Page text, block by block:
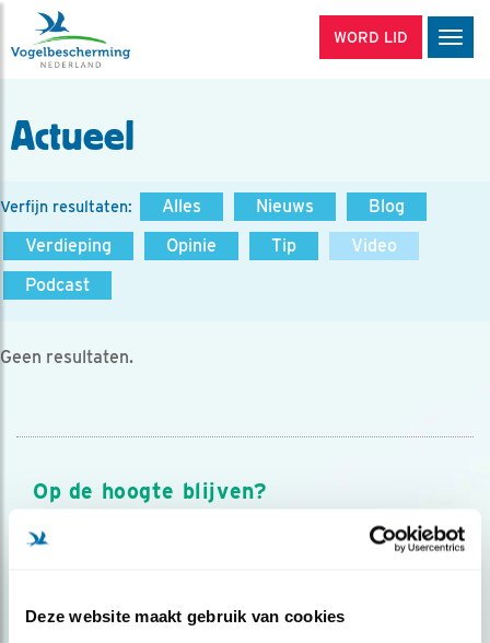
Deze website maakt gebruik van cookies
WORD LID
Actueel
Verfijn resultaten: Alles Nieuws
Blog
Verdieping
Opinie Tip
Video
Podcast
Geen resultaten.
Op de hoogte blijven?
Meld je aan en ontvang nieuws, inspiratie, acties en tips
over vogels en activiteiten van Vogelbescherming.